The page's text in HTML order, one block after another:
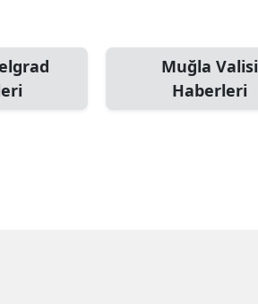
Muğla Valisi
Haberleri